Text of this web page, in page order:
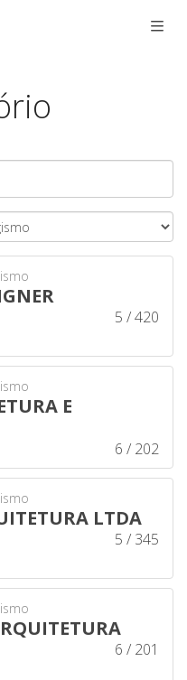
Menu
5 / 420
E
6 / 202
LTDA
5 / 345
6 / 201